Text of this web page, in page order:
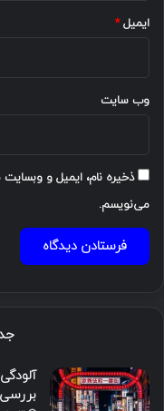
ایمیل*
وب‌ سایت
ذخیره نام، ایمیل و
می‌نویسم.
بررسی